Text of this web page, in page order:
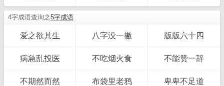
4字成语查询之5字成语
爱之欲其生 八字没一撇 版版六十四
病急乱投医 不吃烟火食 不能赞一辞
不期然而然 布袋里老鸦 卑卑不足道